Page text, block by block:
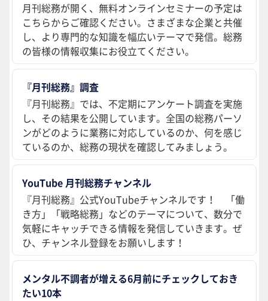
月刊総務が開く、無料オンラインセミナーの予定は
こちらからご確認ください。さまざまな企業と共催
し、より専門的な知識を幅広いテーマで発信。総務
の皆様の情報収集にお役立てください。
『月刊総務』調査
『月刊総務』では、不定期にアンケート調査を実施
し、その結果を公開しています。全国の総務パーソ
ンがどのように業務に対応しているのか、何を感じ
ているのか、総務の現状を確認してみましょう。
YouTube 月刊総務チャンネル
『月刊総務』公式YouTubeチャンネルです！ 「働
き方」「戦略総務」などのテーマについて、数分で
気軽にキャッチできる情報を発信していきます。ぜ
ひ、チャンネル登録をお願いします！
メンタル不調者が増える6月前にチェックしておき
たい10本